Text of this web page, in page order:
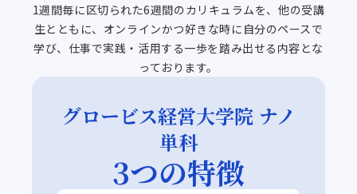
1週間毎に区切られた6週間のカリキュラムを、他の受講
生とともに、オンラインかつ好きな時に自分のペースで
学び、仕事で実践・活用する一歩を踏み出せる内容とな
っております。
グロービス経営大学院 ナノ
単科
3つの特徴